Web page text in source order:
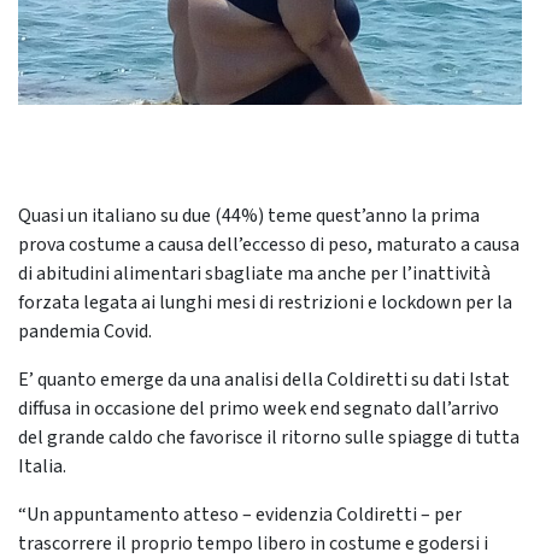
Quasi un italiano su due (44%) teme quest’anno la prima
prova costume a causa dell’eccesso di peso, maturato a causa
di abitudini alimentari sbagliate ma anche per l’inattività
forzata legata ai lunghi mesi di restrizioni e lockdown per la
pandemia Covid.
E’ quanto emerge da una analisi della Coldiretti su dati Istat
diffusa in occasione del primo week end segnato dall’arrivo
del grande caldo che favorisce il ritorno sulle spiagge di tutta
Italia.
“Un appuntamento atteso – evidenzia Coldiretti – per
trascorrere il proprio tempo libero in costume e godersi i